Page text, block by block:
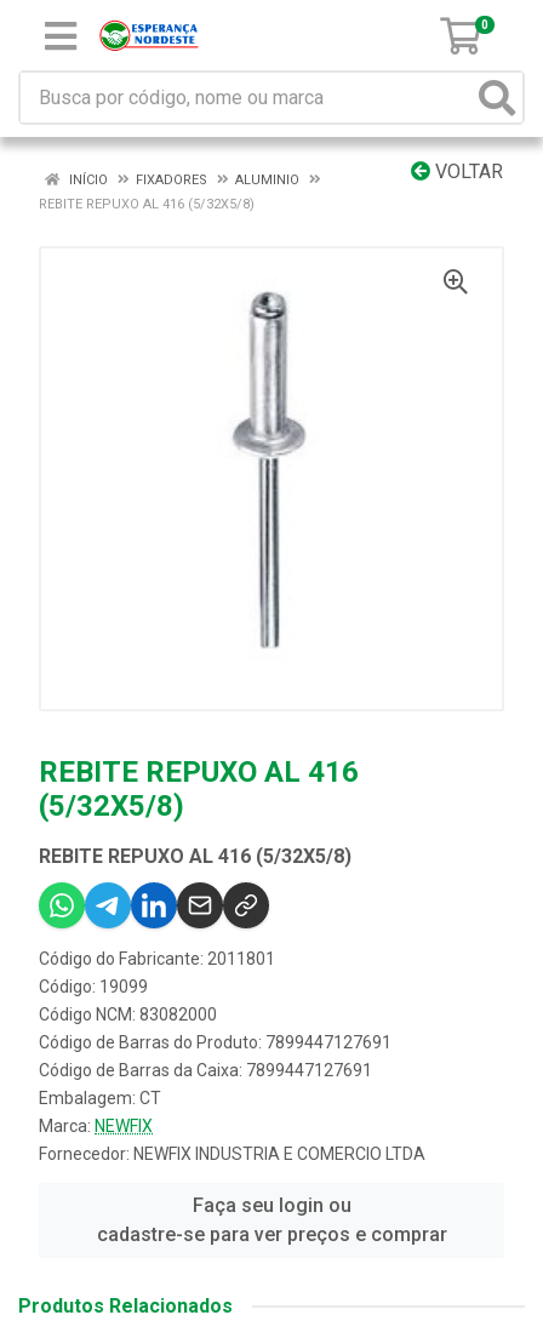
0
VOLTAR
INÍCIO FIXADORES
ALUMINIO
REBITE REPUXO AL 416 (5/32X5/8)
REBITE REPUXO AL 416
(5/32X5/8)
REBITE REPUXO AL 416 (5/32X5/8)
Código do Fabricante: 2011801
Código: 19099
Código NCM: 83082000
Código de Barras do Produto: 7899447127691
Código de Barras da Caixa: 7899447127691
Embalagem: CT
Marca: NEWFIX
Fornecedor: NEWFIX INDUSTRIA E COMERCIO LTDA
Faça seu login ou
cadastre-se para ver preços e comprar
Produtos Relacionados